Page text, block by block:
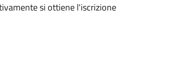
si ottiene l'iscrizione